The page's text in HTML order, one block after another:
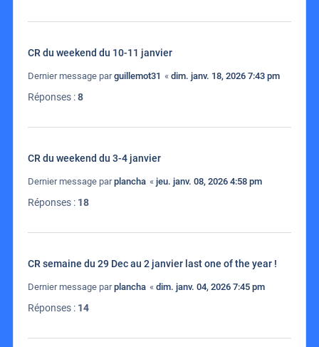
CR du weekend du 10-11 janvier
Dernier message parguillemot31 « dim. janv. 18, 2026 7:43 pm
Réponses :8
CR du weekend du 3-4 janvier
Dernier message parplancha « jeu. janv. 08, 2026 4:58 pm
Réponses : 18
CR semaine du 29 Dec au 2 janvier last one of the year !
Dernier message parplancha « dim. janv. 04, 2026 7:45 pm
Réponses : 14